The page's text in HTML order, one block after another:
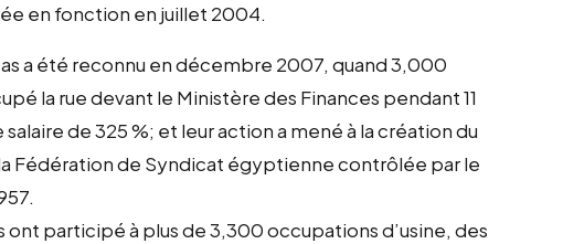
en fonction en juillet 2004.
a été reconnu en décembre 2007, quand 3,000
la rue devant le Ministère des Finances pendant 11
de 325 %; et leur action a mené à la création du
Fédération de Syndicat égyptienne contrôlée par le
ont participé à plus de 3,300 occupations d’usine, des